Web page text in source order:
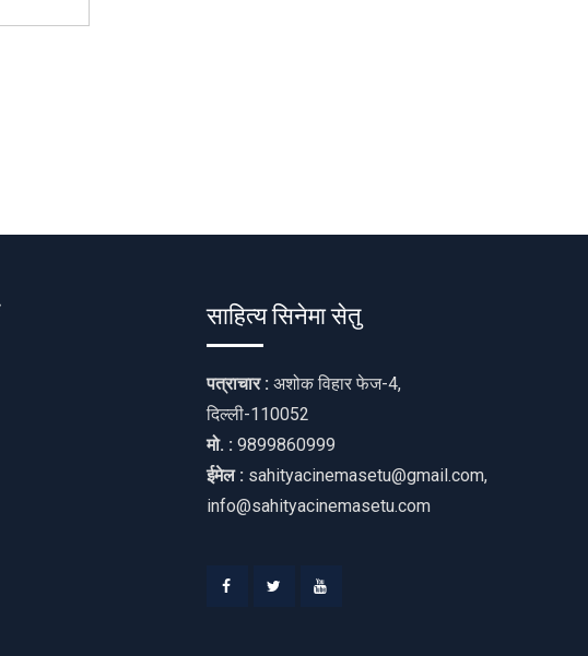
साहित्य सिनेमा सेतु
पत्राचार : अशोक विहार फेज-4,
दिल्ली-110052
मो. : 9899860999
ईमेल : sahityacinemasetu@gmail.com,
info@sahityacinemasetu.com